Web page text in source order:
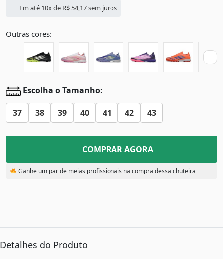
Em até 10x de R$ 54,17sem juros
Outras cores:
Escolha o Tamanho:
37 38 39 40 41 42 43
COMPRAR AGORA
Ganhe um par de meias profissionais na compra dessa chuteira
Detalhes do Produto